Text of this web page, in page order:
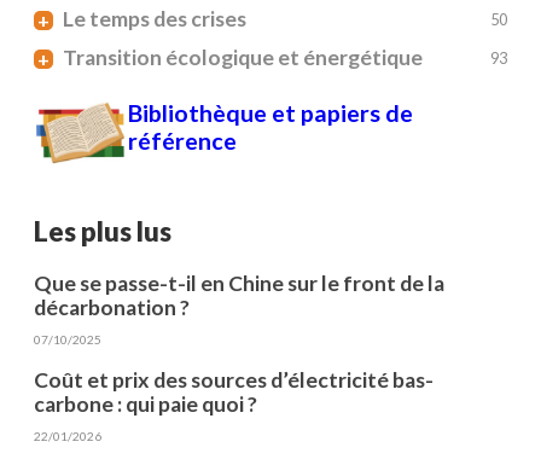
+ Le temps des crises 50
+ Transition écologique et énergétique 93
Bibliothèque et papiers de
référence
Les plus lus
Que se passe-t-il en Chine sur le front de la
décarbonation ?
07/10/2025
Coût et prix des sources d’électricité bas-
carbone : qui paie quoi ?
22/01/2026